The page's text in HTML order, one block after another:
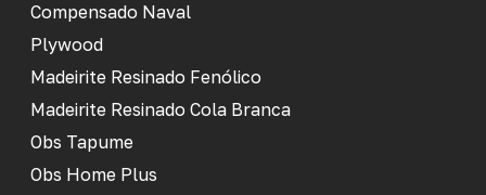
Compensado Naval
Plywood
Madeirite Resinado Fenólico
Madeirite Resinado Cola Branca
Obs Tapume
Obs Home Plus